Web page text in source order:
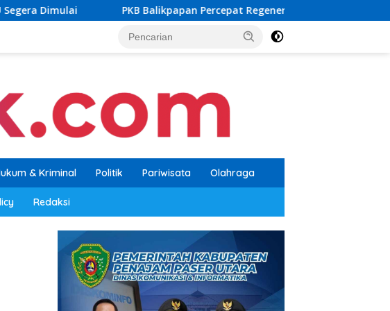
PKB Balikpapan Percepat Regenerasi, Kader Muda Diprioritaskan Pimpin
& Kriminal Politik Pariwisata Olahraga
Redaksi